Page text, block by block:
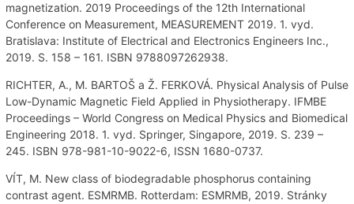
magnetization. 2019 Proceedings of the 12th International
Conference on Measurement, MEASUREMENT 2019. 1. vyd.
Bratislava: Institute of Electrical and Electronics Engineers Inc.,
2019. S. 158 – 161. ISBN 9788097262938.
RICHTER, A., M. BARTOŠ a Ž. FERKOVÁ. Physical Analysis of Pulse
Low-Dynamic Magnetic Field Applied in Physiotherapy. IFMBE
Proceedings – World Congress on Medical Physics and Biomedical
Engineering 2018. 1. vyd. Springer, Singapore, 2019. S. 239 –
245. ISBN 978-981-10-9022-6, ISSN 1680-0737.
VÍT, M. New class of biodegradable phosphorus containing
contrast agent. ESMRMB. Rotterdam: ESMRMB, 2019. Stránky